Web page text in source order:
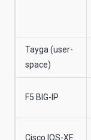
Tayga (user-
space)
F5 BIG-IP
Cisco IOS-XE